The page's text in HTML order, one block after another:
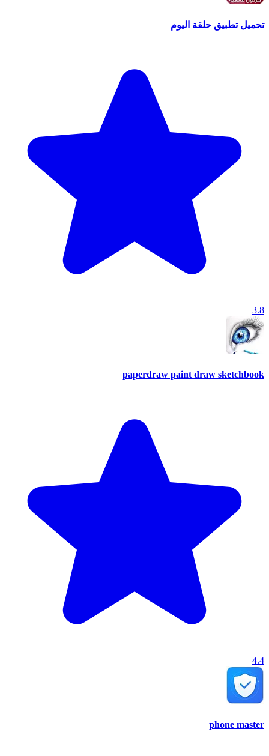
تحميل تطبيق حلقة اليوم
3.8
paperdraw paint draw sketchbook
4.4
phone master